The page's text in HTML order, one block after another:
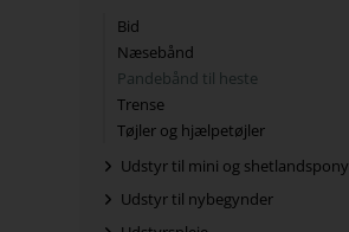
Bid
Næsebånd
Pandebånd til heste
Trense
Tøjler og hjælpetøjler
Udstyr til mini og shetlandspony
Udstyr til nybegynder